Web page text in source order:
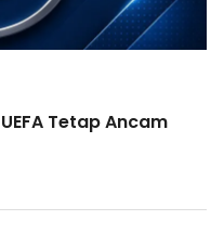
Tetap Ancam